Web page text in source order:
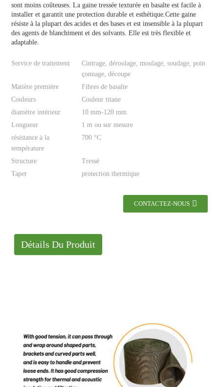
sont moins coûteuses. La gaine tressée texturée en basalte est facile à
installer et garantit une protection durable et esthétique. Cette gaine
résiste à la plupart des acides et des bases et est insensible à la plupart
des agents de blanchiment et des solvants. Elle est très flexible et
adaptable.
Service de traitement
Cintrage, déroulage, moulage, soudage, poin
çonnage, découpe
Matière première
Fibres de basalte
Couleurs
Couleur titane
diamètre intérieur
10 mm-120 mm
Longueur
1 m ou sur mesure
résistance à la
température
700 °C
Structure
Tressé
Taper
protection thermique
CONTACTEZ-NOUS
Détails Du Produit